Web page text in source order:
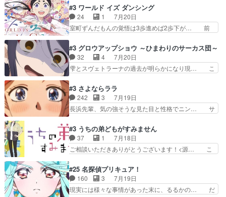
払い騒動と賑やかでいいねw… 偉大な父を持つが
故の悩(独自のおっぱい論… 鉄板中の鉄板、性転
換と酩酊ネタの二連発(…
を照らす打ち上げ花火。人混みの中、み… どんど
んキュンが増えていく展開に毎回わく… ちょこっ
と書ければと風が吹き手元にあった… 』は、率直
に言って脚本と演出が悪いと思う… 小春の目が見
と、空野の億劫さがリアルだ… かけると小春、二
人が一緒に過ごす時間が描… ヒロインの目が不自
由だから音を大切にして…
#3 ワールド イズ ダンシング
24 1
7月20日
室町ずんだもんの覚悟は3歩進めば2歩下が… 前
が主人公の漫画がアニメになったらし… 壮絶だっ
た…30分で2時間の映画のように… すべての表現
がピタリと揃った傑作本当に素… たまに現れて謎
のアドバイスをしてくれるお… 可愛いキャラデザ
とが決まる。更に父から… 再び鬼夜叉を導く、素
性不明の彼の名前を知… 恵まれた身分に甘え、修
練を怠るキャラは苦…
#3 グロウアップショウ ～ひまわりのサーカス団～
32 4
7月20日
雫とスヴェトラーナの過去が明らかになり現… こ
県豊川市付近が舞台なのか～現地にも出… 前回に
引き続き、今回もおぱんつであります… キャラク
ターが可愛いのはもちろん、ストー… 皇ではなく
ひまわりを蔑ろにして皇に乗り換… 傷跡なんか、
外あまり見どころがない。1… いや～、めちゃく
ちゃおもしろいね。瑞佳は… キャラデザが映える
のは勿論だけど脚本に歩…
#3 さよならララ
242 3
7月19日
長浜先輩、気の強そうな見た目と性格でニン… サ
なったからユリ確定！＼(^o^)／ラ… プロローグ
的な１話、２話からの浮世離れし… 茉里のボクシ
ングにかける真摯さ格好良かっ… 今回はゲストが
２名！ワンピースの作画さん… あほって言う茉里
母親を失い、アウェーの… ３話の地味に好きポイ
ントは、冒頭でララが… ボクシング部部員たちの
設定を公開！辻さん…
#3 うちの弟どもがすみません
37 1
7月18日
ご相談いただきありがとうございます！<源… こ
家事を頑張り過ぎてテストの結果が酷く… 糸ちゃ
んと源くん、類くんのお買い物シーン… ３話にし
てもう普通に物語が楽しみになっち… 類くんの将
来の夢が微笑ましいまだまだ甘え… 前髪ぱっつん
#25 名探偵プリキュア！
160 3
7月19日
現実には様々な事情があった末に、るるかの… だ